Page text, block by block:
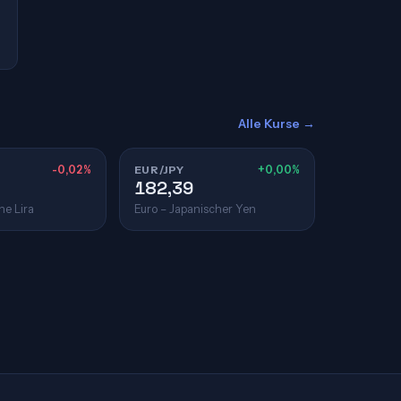
Alle Kurse →
-0,02%
Lira
EUR/JPY +0,00%
182,39
Euro – Japanischer Yen